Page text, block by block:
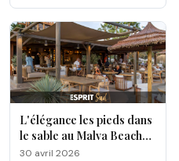
L'élégance les pieds dans
le sable au Malva Beach
by Txema Palacio
30 avril 2026